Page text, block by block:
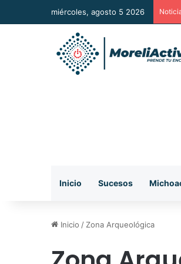
miércoles, agosto 5 2026
Inicio Sucesos
Inicio / Zona Arqueológica